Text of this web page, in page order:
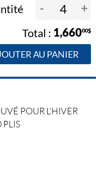
- +
1,66000$
AU PANIER
POUR L’HIVER